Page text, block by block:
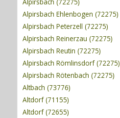
Alpirsbach Ehlenbogen (72275)
Alpirsbach Peterzell (72275)
Alpirsbach Reinerzau (72275)
Alpirsbach Reutin (72275)
Alpirsbach Römlinsdorf (72275)
Alpirsbach Rötenbach (72275)
Altbach (73776)
Altdorf (71155)
Altdorf (72655)